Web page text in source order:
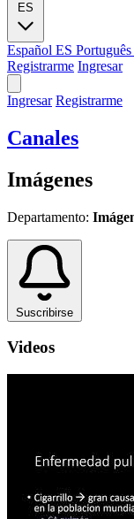
ES
Español ES Português
Registrarme Ingresar
Ingresar Registrarme
Canales
Imágenes
Departamento:
Suscribirse
Videos